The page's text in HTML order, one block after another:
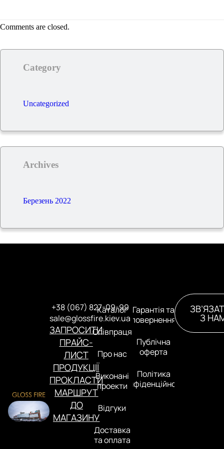
Comments are closed.
Category
Uncategorized
Archives
Березень 2022
+38 (067) 827-09-99
sale@glossfire.kiev.ua
ЗАПРОСИТИ
ПРАЙС-
ЛИСТ
ПРОДУКЦІЇ
ПРОКЛАСТИ
МАРШРУТ
ДО
МАГАЗИНУ
Каталог
Співпраця
Про нас
Виконані
проекти
Відгуки
Доставка
та оплата
Гарантія та
повернення
Публічна
оферта
Політика
конфіденційності
З